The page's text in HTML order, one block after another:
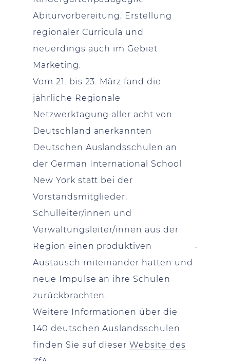
Abiturvorbereitung, Erstellung
regionaler Curricula und
neuerdings auch im Gebiet
Marketing.
Vom 21. bis 23. März fand die
jährliche Regionale
Netzwerktagung aller acht von
Deutschland anerkannten
Deutschen Auslandsschulen an
der German International School
New York statt bei der
Vorstandsmitglieder,
Schulleiter/innen und
Verwaltungsleiter/innen aus der
Region einen produktiven
Austausch miteinander hatten und
neue Impulse an ihre Schulen
zurückbrachten.
Weitere Informationen über die
140 deutschen Auslandsschulen
finden Sie auf dieserWebsite des